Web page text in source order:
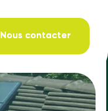
Nous contacter